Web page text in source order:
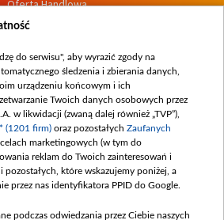
Oferta Handlowa
Dostępność
zgłoszeń wewnętrznych
do serwisu", aby wyrazić zgody na
śledzenia i zbierania danych,
urządzeniu końcowym i ich
Twoich danych osobowych przez
w likwidacji (zwaną dalej również „TVP”),
(1201 firm) oraz pozostałych Zaufanych
celach marketingowych (w tym do
reklam do Twoich zainteresowań i
pozostałych, które wskazujemy poniżej, a
przez nas identyfikatora PPID do Google.
podczas odwiedzania przez Ciebie naszych